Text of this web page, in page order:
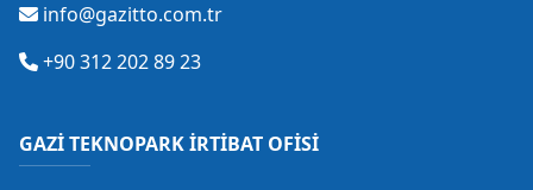
info@gazitto.com.tr
+90 312 202 89 23
GAZİ TEKNOPARK İRTİBAT OFİSİ